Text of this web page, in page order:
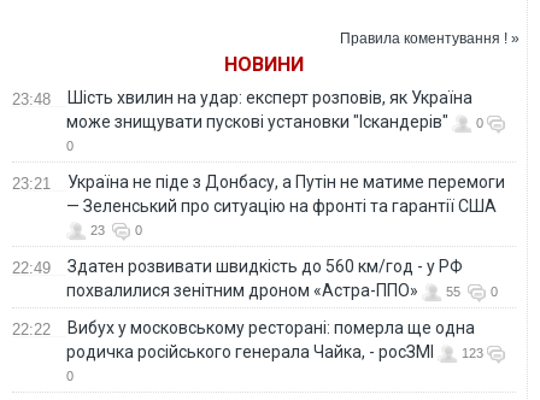
Правила коментування ! »
НОВИНИ
23:48
Шість хвилин на удар: експерт розповів, як Україна
може знищувати пускові установки "Іскандерів"
0
0
23:21
Україна не піде з Донбасу, а Путін не матиме перемоги
— Зеленський про ситуацію на фронті та гарантії США
23 0
22:49
Здатен розвивати швидкість до 560 км/год - у РФ
похвалилися зенітним дроном «Астра-ППО»
55 0
22:22
Вибух у московському ресторані: померла ще одна
родичка російського генерала Чайка, - росЗМІ
123
0